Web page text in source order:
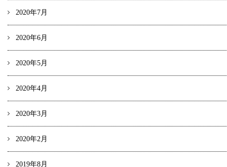
2020年7月
2020年6月
2020年5月
2020年4月
2020年3月
2020年2月
2019年8月